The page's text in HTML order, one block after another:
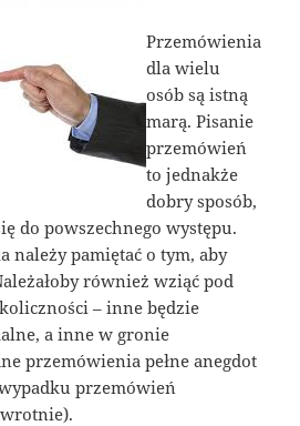
Przemówienia
dla wielu
osób są istną
marą. Pisanie
przemówień
to jednakże
dobry sposób,
do powszechnego występu.
należy pamiętać o tym, aby
również wziąć pod
– inne będzie
a inne w gronie
przemówienia pełne anegdot
przemówień